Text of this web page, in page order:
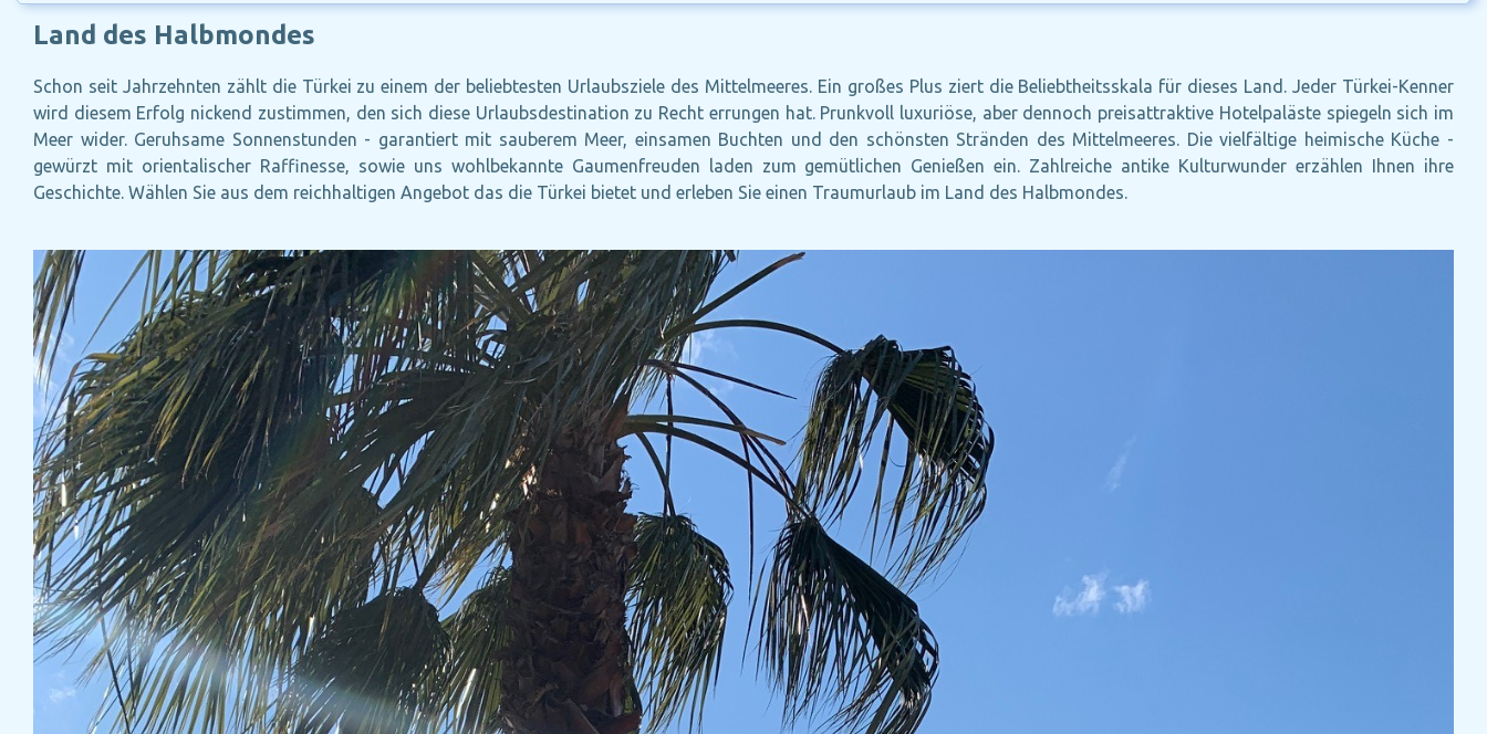
Land des Halbmondes
Schon seit Jahrzehnten zählt die Türkei zu einem der beliebtesten Urlaubsziele des Mittelmeeres. Ein großes Plus ziert die Beliebtheitsskala für dieses Land. Jeder Türkei-Kenner
wird diesem Erfolg nickend zustimmen, den sich diese Urlaubsdestination zu Recht errungen hat. Prunkvoll luxuriöse, aber dennoch preisattraktive Hotelpaläste spiegeln sich im
Meer wider. Geruhsame Sonnenstunden - garantiert mit sauberem Meer, einsamen Buchten und den schönsten Stränden des Mittelmeeres. Die vielfältige heimische Küche -
gewürzt mit orientalischer Raffinesse‚ sowie uns wohlbekannte Gaumenfreuden laden zum gemütlichen Genießen ein. Zahlreiche antike Kulturwunder erzählen Ihnen ihre
Geschichte. Wählen Sie aus dem reichhaltigen Angebot das die Türkei bietet und erleben Sie einen Traumurlaub im Land des Halbmondes.